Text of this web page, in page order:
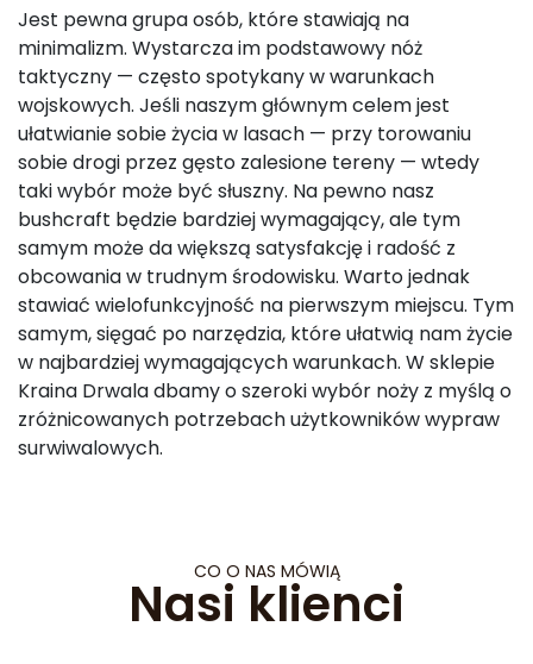
Jest pewna grupa osób, które stawiają na
minimalizm. Wystarcza im podstawowy nóż
taktyczny — często spotykany w warunkach
wojskowych. Jeśli naszym głównym celem jest
ułatwianie sobie życia w lasach — przy torowaniu
sobie drogi przez gęsto zalesione tereny — wtedy
taki wybór może być słuszny. Na pewno nasz
bushcraft będzie bardziej wymagający, ale tym
samym może da większą satysfakcję i radość z
obcowania w trudnym środowisku. Warto jednak
stawiać wielofunkcyjność na pierwszym miejscu. Tym
samym, sięgać po narzędzia, które ułatwią nam życie
w najbardziej wymagających warunkach. W sklepie
Kraina Drwala dbamy o szeroki wybór noży z myślą o
zróżnicowanych potrzebach użytkowników wypraw
surwiwalowych.
CO O NAS MÓWIĄ
Nasi klienci